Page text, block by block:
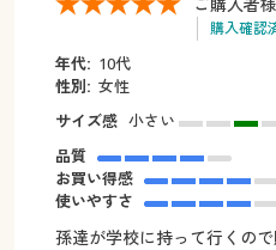
購入確認
年代: 10代
性別: 女性
サイズ感 小さい
品質
お買い得感
使いやすさ
孫達が学校に持って行くの